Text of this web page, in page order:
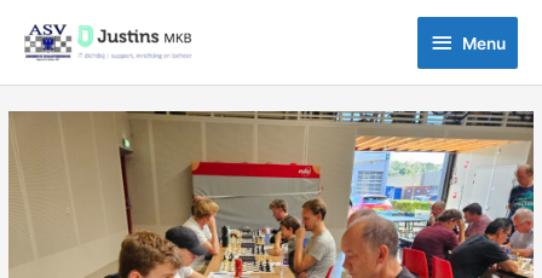
naar
inhoud
Menu
Menu
navigatie